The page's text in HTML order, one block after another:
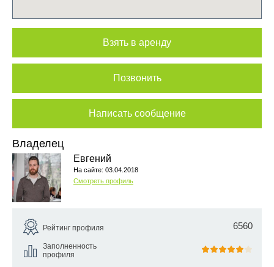
Взять в аренду
Позвонить
Написать сообщение
Владелец
Евгений
На сайте: 03.04.2018
Смотреть профиль
Рейтинг профиля 6560
Заполненность
профиля